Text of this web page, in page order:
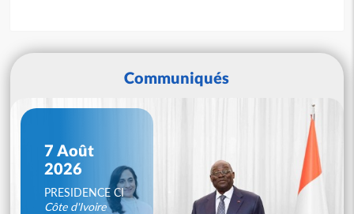
Communiqués
7 Août
2026
PRESIDENCE CI
Côte d'Ivoire